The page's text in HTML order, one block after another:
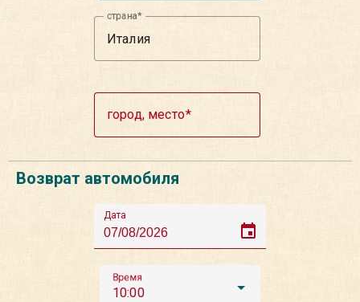
страна
город, место
Возврат автомобиля
Дата
event
Время
10:00